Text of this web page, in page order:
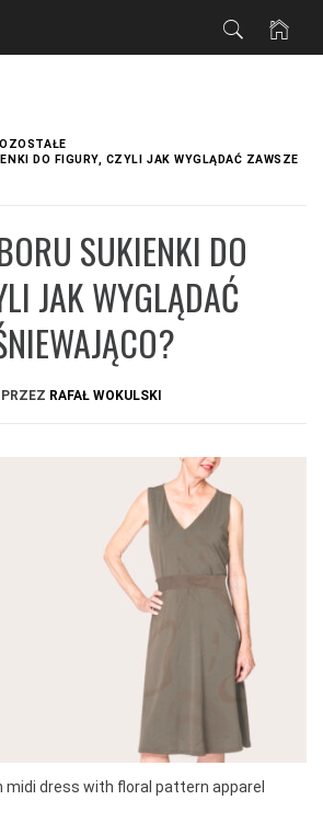
DO FIGURY, CZYLI JAK WYGLĄDAĆ ZAWSZE
SUKIENKI DO
JAK WYGLĄDAĆ
PRZEZ RAFAŁ WOKULSKI
midi dress with floral pattern apparel